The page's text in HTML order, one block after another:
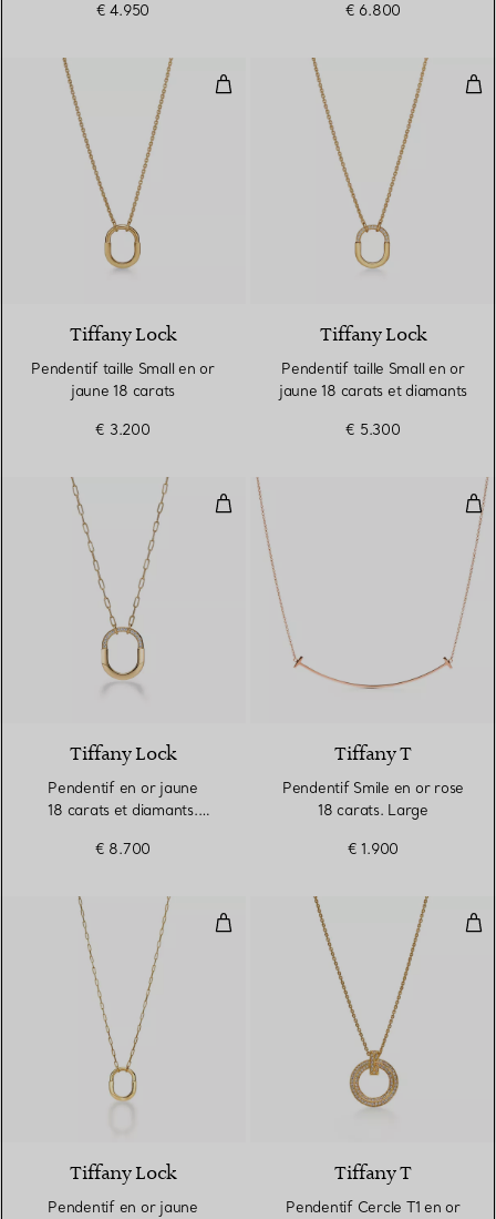
€ 4.950 € 6.800
Pendentif taille Small en or
3 Matériaux
Tiffany Lock
Pendentif taille Small en or
jaune 18 carats
€ 3.200
Tiffany Lock
Pendentif taille Small en or
jaune 18 carats et diamants
€ 5.300
Pendentif en or jaune 18 carats
3 Matériaux
Tiffany Lock
Pendentif en or jaune
18 carats et diamants.
€ 8.700
Tiffany T
Pendentif Smile en or rose
18 carats. Large
€ 1.900
Pendentif en or jaune 18 carats.
3 Matériaux
Tiffany Lock
Pendentif en or jaune
Tiffany T
Pendentif Cercle T1 en or